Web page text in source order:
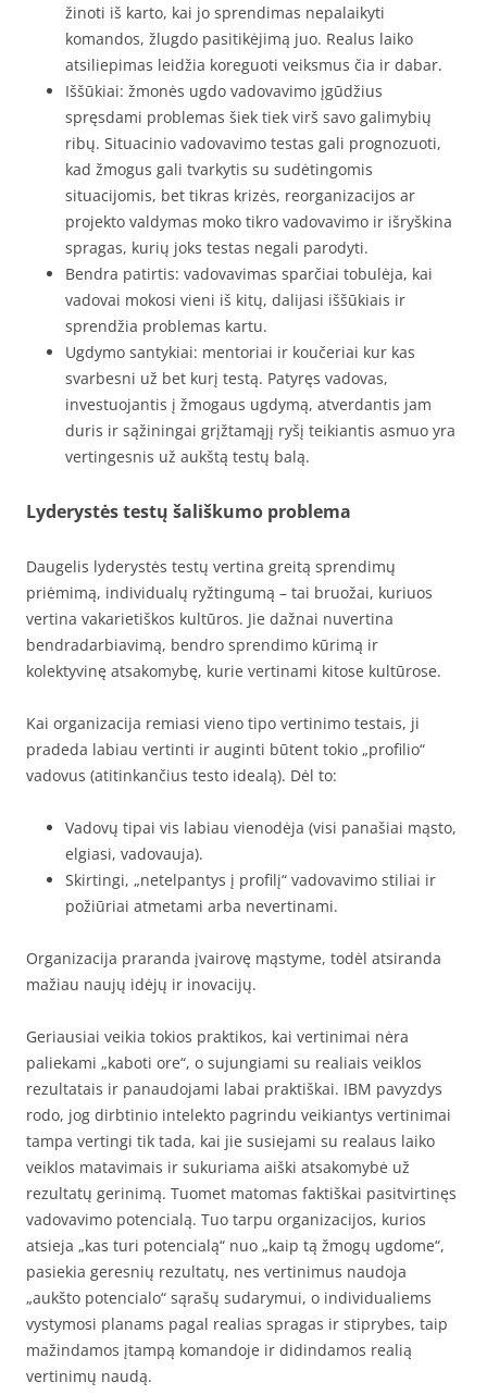
žinoti iš karto, kai jo sprendimas nepalaikyti
komandos, žlugdo pasitikėjimą juo. Realus laiko
atsiliepimas leidžia koreguoti veiksmus čia ir dabar.
Iššūkiai: žmonės ugdo vadovavimo įgūdžius
spręsdami problemas šiek tiek virš savo galimybių
ribų. Situacinio vadovavimo testas gali prognozuoti,
kad žmogus gali tvarkytis su sudėtingomis
situacijomis, bet tikras krizės, reorganizacijos ar
projekto valdymas moko tikro vadovavimo ir išryškina
spragas, kurių joks testas negali parodyti.
Bendra patirtis: vadovavimas sparčiai tobulėja, kai
vadovai mokosi vieni iš kitų, dalijasi iššūkiais ir
sprendžia problemas kartu.
Ugdymo santykiai: mentoriai ir koučeriai kur kas
svarbesni už bet kurį testą. Patyręs vadovas,
investuojantis į žmogaus ugdymą, atverdantis jam
duris ir sąžiningai grįžtamąjį ryšį teikiantis asmuo yra
vertingesnis už aukštą testų balą.
Lyderystės testų šališkumo problema
Daugelis lyderystės testų vertina greitą sprendimų
priėmimą, individualų ryžtingumą – tai bruožai, kuriuos
vertina vakarietiškos kultūros. Jie dažnai nuvertina
bendradarbiavimą, bendro sprendimo kūrimą ir
kolektyvinę atsakomybę, kurie vertinami kitose kultūrose.
Kai organizacija remiasi vieno tipo vertinimo testais, ji
pradeda labiau vertinti ir auginti būtent tokio „profilio“
vadovus (atitinkančius testo idealą). Dėl to:
Vadovų tipai vis labiau vienodėja (visi panašiai mąsto,
elgiasi, vadovauja).
Skirtingi, „netelpantys į profilį“ vadovavimo stiliai ir
požiūriai atmetami arba nevertinami.
Organizacija praranda įvairovę mąstyme, todėl atsiranda
mažiau naujų idėjų ir inovacijų.
Geriausiai veikia tokios praktikos, kai vertinimai nėra
paliekami „kaboti ore“, o sujungiami su realiais veiklos
rezultatais ir panaudojami labai praktiškai. IBM pavyzdys
rodo, jog dirbtinio intelekto pagrindu veikiantys vertinimai
tampa vertingi tik tada, kai jie susiejami su realaus laiko
veiklos matavimais ir sukuriama aiški atsakomybė už
rezultatų gerinimą. Tuomet matomas faktiškai pasitvirtinęs
vadovavimo potencialą. Tuo tarpu organizacijos, kurios
atsieja „kas turi potencialą“ nuo „kaip tą žmogų ugdome“,
pasiekia geresnių rezultatų, nes vertinimus naudoja
„aukšto potencialo“ sąrašų sudarymui, o individualiems
vystymosi planams pagal realias spragas ir stiprybes, taip
mažindamos įtampą komandoje ir didindamos realią
vertinimų naudą.